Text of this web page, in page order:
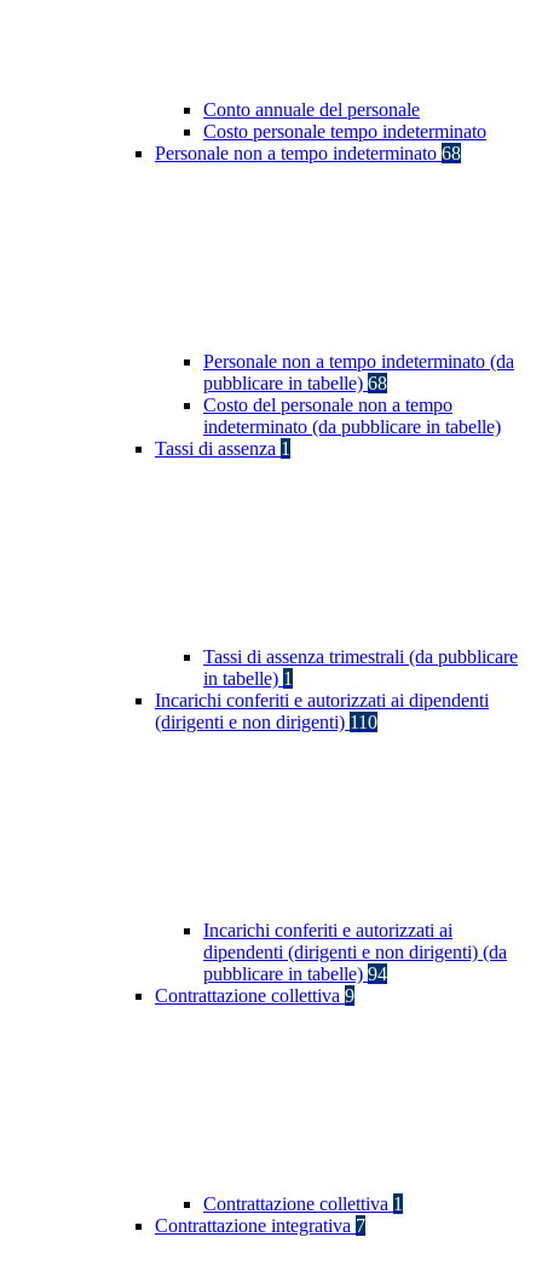
Conto annuale del personale
Costo personale tempo indeterminato
Personale non a tempo indeterminato 68
Personale non a tempo indeterminato (da
pubblicare in tabelle) 68
Costo del personale non a tempo
indeterminato (da pubblicare in tabelle)
Tassi di assenza 1
Tassi di assenza trimestrali (da pubblicare
in tabelle) 1
Incarichi conferiti e autorizzati ai dipendenti
(dirigenti e non dirigenti) 110
Incarichi conferiti e autorizzati ai
dipendenti (dirigenti e non dirigenti) (da
pubblicare in tabelle) 94
Contrattazione collettiva 9
Contrattazione collettiva 1
Contrattazione integrativa 7